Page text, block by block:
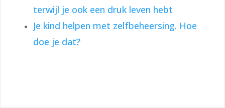
terwijl je ook een druk leven hebt
Je kind helpen met zelfbeheersing. Hoe
doe je dat?